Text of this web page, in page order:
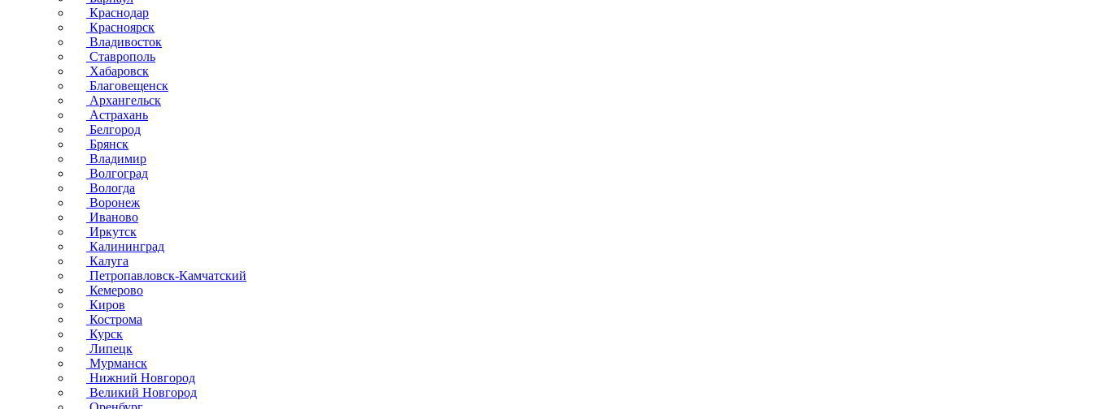
Краснодар
Красноярск
Владивосток
Ставрополь
Хабаровск
Благовещенск
Архангельск
Астрахань
Белгород
Брянск
Владимир
Волгоград
Вологда
Воронеж
Иваново
Иркутск
Калининград
Калуга
Петропавловск-Камчатский
Кемерово
Киров
Кострома
Курск
Липецк
Мурманск
Нижний Новгород
Великий Новгород